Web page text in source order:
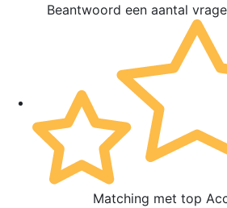
Beantwoord een aantal
Matching met top